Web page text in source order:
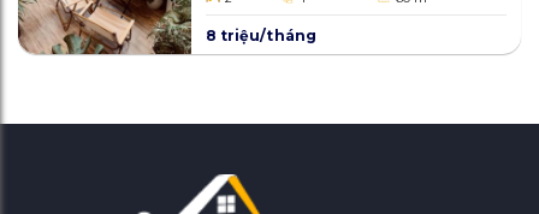
8 triệu/tháng